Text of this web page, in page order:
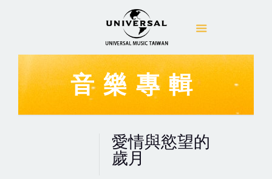
音樂專輯
愛情與慾望的
歲月